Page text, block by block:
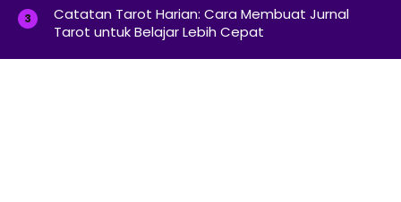
Catatan Tarot Harian: Cara Membuat Jurnal
Tarot untuk Belajar Lebih Cepat